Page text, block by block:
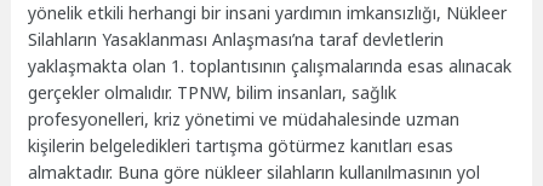
yönelik etkili herhangi bir insani yardımın imkansızlığı, Nükleer
Silahların Yasaklanması Anlaşması’na taraf devletlerin
yaklaşmakta olan 1. toplantısının çalışmalarında esas alınacak
gerçekler olmalıdır. TPNW, bilim insanları, sağlık
profesyonelleri, kriz yönetimi ve müdahalesinde uzman
kişilerin belgeledikleri tartışma götürmez kanıtları esas
almaktadır. Buna göre nükleer silahların kullanılmasının yol